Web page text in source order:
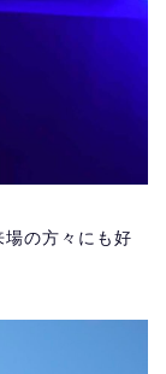
の方々にも好